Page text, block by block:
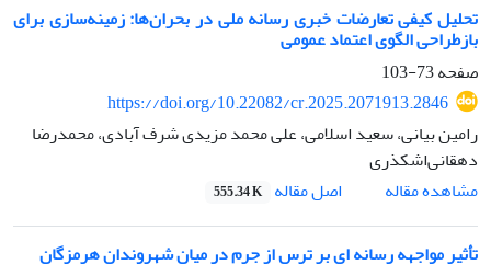
تحلیل کیفی تعارضات خبری رسانه ملی در بحران‌ها: زمینه‌سازی برای
بازطراحی الگوی اعتماد عمومی
صفحه73-103
https://doi.org/10.22082/cr.2025.2071913.2846
رامین بیانی، سعید اسلامی، علی محمد مزیدی شرف آبادی، محمدرضا
دهقانی‌اشکذری
مشاهده مقاله
اصل مقاله 555.34 K
تأثیر مواجهه رسانه ‏ای بر ترس از جرم در میان شهروندان هرمزگان